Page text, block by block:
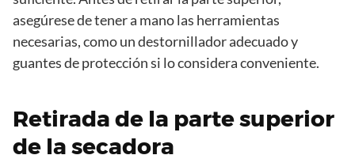
asegúrese de tener a mano las herramientas
necesarias, como un destornillador adecuado y
guantes de protección si lo considera conveniente.
Retirada de la parte superior
de la secadora